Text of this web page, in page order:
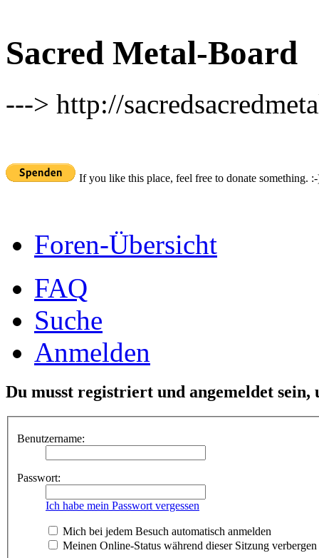
Sacred Metal-Board
---> http://
If you like this place, feel free to donate something.
Foren-Übersicht
FAQ
Suche
Anmelden
Du musst registriert und angemeldet
Benutzername:
Passwort:
Ich habe mein Passwort vergessen
Mich bei jedem Besuch automatisch anmelden
Meinen Online-Status während dieser Sitzung verbergen